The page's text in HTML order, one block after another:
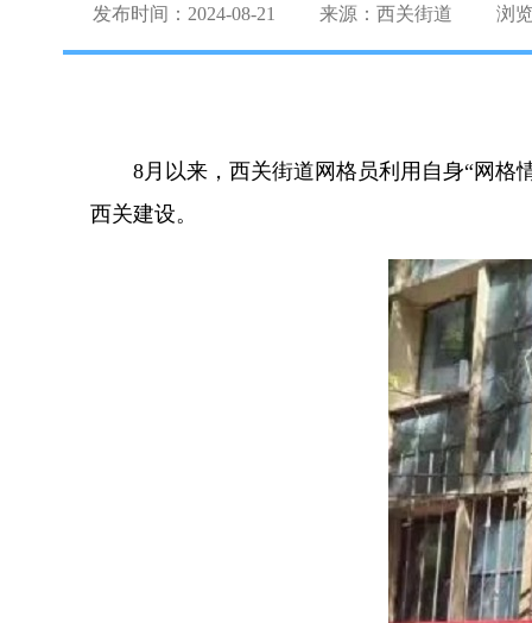
发布时间：2024-08-21 来源：西关街道 浏
8月以来，西关街道网格员利用自身“网格
西关建设。